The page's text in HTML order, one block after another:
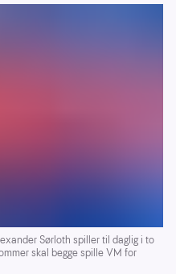
Sørloth spiller til daglig i to
skal begge spille VM for